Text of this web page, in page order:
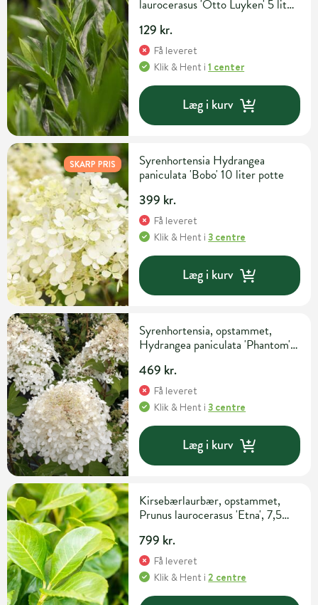
laurocerasus 'Otto Luyken' 5 liter
129 kr.
Få leveret
Klik & Hent i1 center
Læg i kurv
SKARP PRIS
Syrenhortensia Hydrangea
paniculata 'Bobo' 10 liter potte
399 kr.
Få leveret
Klik & Hent i3 centre
Læg i kurv
Syrenhortensia, opstammet,
Hydrangea paniculata 'Phantom',
469 kr.
Få leveret
Klik & Hent i3 centre
Læg i kurv
Kirsebærlaurbær, opstammet,
Prunus laurocerasus 'Etna', 7,5
799 kr.
Få leveret
Klik & Hent i2 centre